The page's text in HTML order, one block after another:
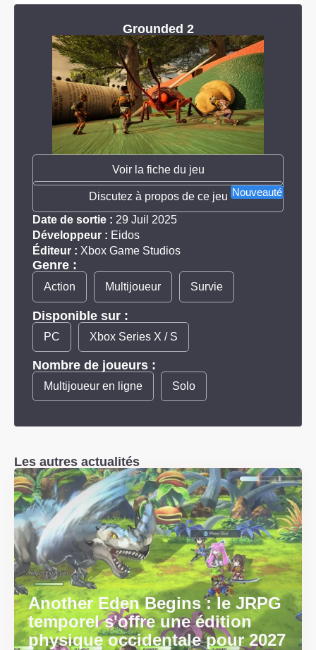
Grounded 2
Voir la fiche du jeu
Nouveauté
Discutez à propos de ce jeu
Date de sortie : 29 Juil 2025
Développeur : Eidos
Éditeur : Xbox Game Studios
Genre :
Action Multijoueur Survie
Disponible sur :
PC Xbox Series X / S
Nombre de joueurs :
Multijoueur en ligne Solo
Les autres actualités
Another Eden Begins : le JRPG
temporel s'offre une édition
physique occidentale pour 2027